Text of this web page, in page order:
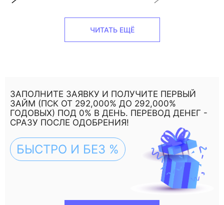
ЧИТАТЬ ЕЩЁ
ЗАПОЛНИТЕ ЗАЯВКУ И ПОЛУЧИТЕ ПЕРВЫЙ
ЗАЙМ (ПСК ОТ 292,000% ДО 292,000%
ГОДОВЫХ) ПОД 0% В ДЕНЬ. ПЕРЕВОД ДЕНЕГ -
СРАЗУ ПОСЛЕ ОДОБРЕНИЯ!
БЫСТРО И БЕЗ %